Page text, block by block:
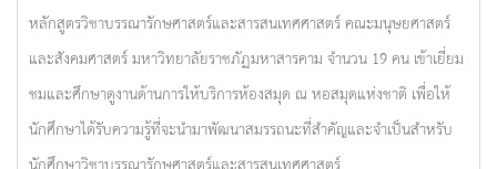
หลักสูตรวิชาบรรณารักษศาสตร์และสารสนเทศศาสตร์ คณะมนุษยศาสตร์
และสังคมศาสตร์ มหาวิทยาลัยราชภัฏมหาสารคาม จำนวน 19 คน เข้าเยี่ยม
ชมและศึกษาดูงานด้านการให้บริการห้องสมุด ณ หอสมุดแห่งชาติ เพื่อให้
นักศึกษาได้รับความรู้ที่จะนำมาพัฒนาสมรรถนะที่สำคัญและจำเป็นสำหรับ
นักศึกษาวิชาบรรณารักษศาสตร์และสารสนเทศศาสตร์...